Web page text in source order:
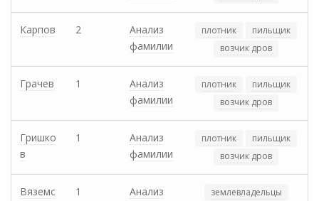
Карпов 2
Анализ
фамилии
плотник
пильщик
возчик дров
Грачев 1
Анализ
фамилии
плотник
пильщик
возчик дров
Гришко
в
1
Анализ
фамилии
плотник
пильщик
возчик дров
Вяземс
1
Анализ
землевладельцы